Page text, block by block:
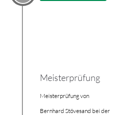
Meisterprüfung
Meisterprüfung von
Bernhard Stövesand bei der